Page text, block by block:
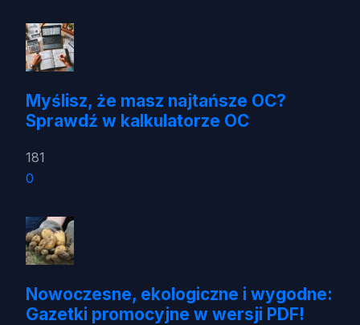
Myślisz, że masz najtańsze OC?
Sprawdź w kalkulatorze OC
181
0
Nowoczesne, ekologiczne i wygodne:
Gazetki promocyjne w wersji PDF!